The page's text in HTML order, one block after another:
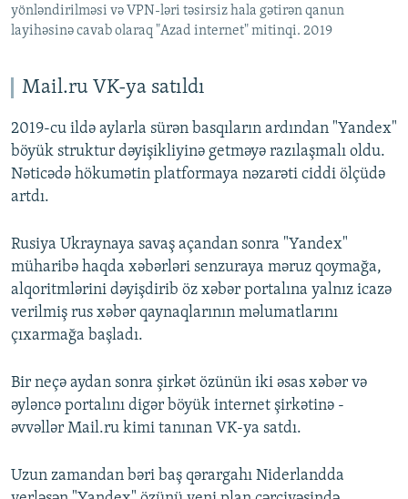
yönləndirilməsi və VPN-ləri təsirsiz hala gətirən qanun
layihəsinə cavab olaraq "Azad internet" mitinqi. 2019
Mail.ru VK-ya satıldı
2019-cu ildə aylarla sürən basqıların ardından "Yandex"
böyük struktur dəyişikliyinə getməyə razılaşmalı oldu.
Nəticədə hökumətin platformaya nəzarəti ciddi ölçüdə
artdı.
Rusiya Ukraynaya savaş açandan sonra "Yandex"
müharibə haqda xəbərləri senzuraya məruz qoymağa,
alqoritmlərini dəyişdirib öz xəbər portalına yalnız icazə
verilmiş rus xəbər qaynaqlarının məlumatlarını
çıxarmağa başladı.
Bir neçə aydan sonra şirkət özünün iki əsas xəbər və
əyləncə portalını digər böyük internet şirkətinə -
əvvəllər Mail.ru kimi tanınan VK-ya satdı.
Uzun zamandan bəri baş qərargahı Niderlandda